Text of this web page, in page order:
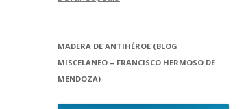
MADERA DE ANTIHÉROE (BLOG
MISCELÁNEO – FRANCISCO HERMOSO DE
MENDOZA)